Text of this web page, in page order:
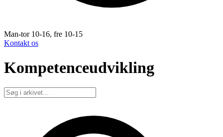
Man-tor 10-16, fre 10-15
Kontakt os
Kompetenceudvikling